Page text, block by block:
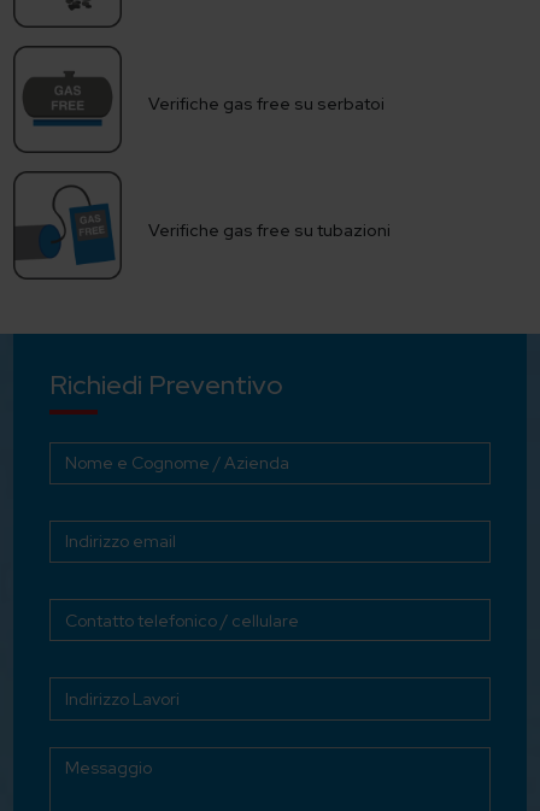
Verifiche gas free su serbatoi
Verifiche gas free su tubazioni
Richiedi Preventivo